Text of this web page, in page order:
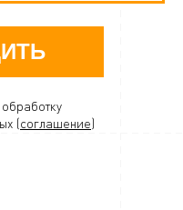
(соглашение)